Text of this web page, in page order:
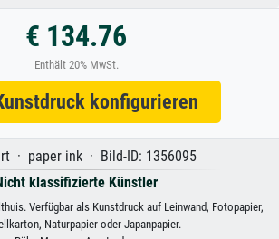
€ 134.76
Enthält 20% MwSt.
konfigurieren
· paper ink · Bild-ID: 1356095
klassifizierte Künstler
Verfügbar als Kunstdruck auf Leinwand, Fotopapier,
Naturpapier oder Japanpapier.